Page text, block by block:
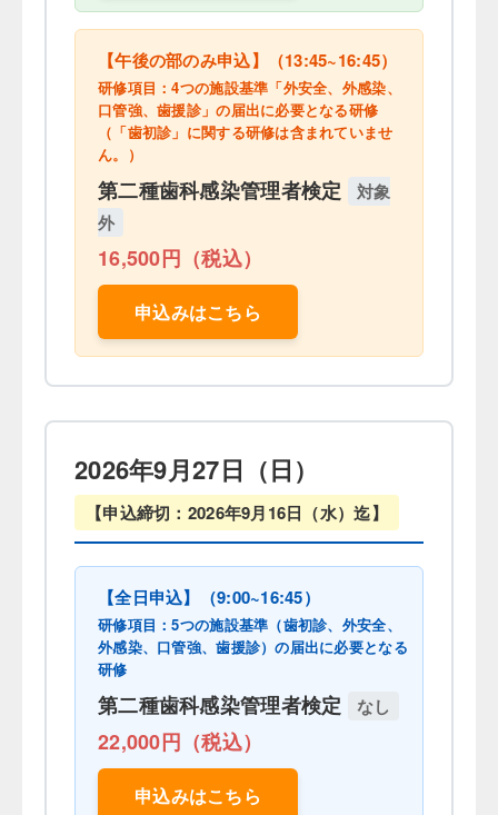
【午後の部のみ申込】（13:45~16:45）
研修項目：4つの施設基準「外安全、外感染、
口管強、歯援診」の届出に必要となる研修
（「歯初診」に関する研修は含まれていませ
ん。）
第二種歯科感染管理者検定
対象
外
16,500円（税込）
申込みはこちら
2026年9月27日（日）
【申込締切：2026年9月16日（水）迄】
【全日申込】（9:00~16:45）
研修項目：5つの施設基準（歯初診、外安全、
外感染、口管強、歯援診）の届出に必要となる
研修
第二種歯科感染管理者検定 なし
22,000円（税込）
申込みはこちら